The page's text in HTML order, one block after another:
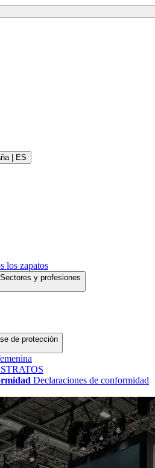
| ES
los zapatos
Sectores y profesiones
de protección
Declaraciones de conformidad